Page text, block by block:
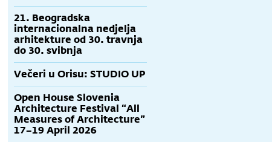
21. Beogradska
internacionalna nedjelja
arhitekture od 30. travnja
do 30. svibnja
Večeri u Orisu: STUDIO UP
Open House Slovenia
Architecture Festival “All
Measures of Architecture”
17–19 April 2026